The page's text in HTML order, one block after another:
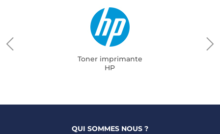
Toner imprimante
HP
QUI SOMMES NOUS ?